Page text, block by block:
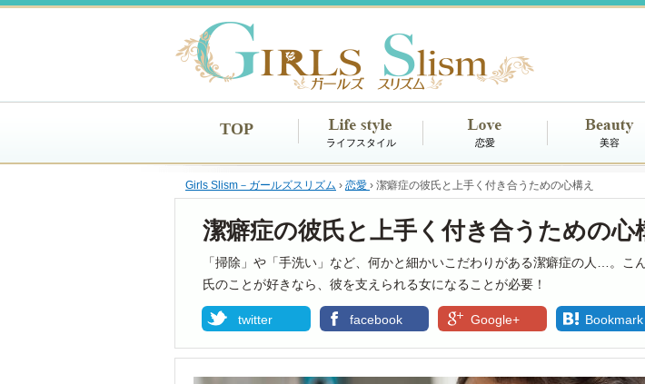
TOP
ライフスタイル 恋愛 美容
Girls Slism－ガールズスリズム › 恋愛 › 潔癖症の彼氏と上手く付き合うための心構え
潔癖症の彼氏と上手く付き合うための心
「掃除」や「手洗い」など、何かと細かいこだわりがある潔癖症の人…。
氏のことが好きなら、彼を支えられる女になることが必要！
twitter facebook Google+ Bookmark